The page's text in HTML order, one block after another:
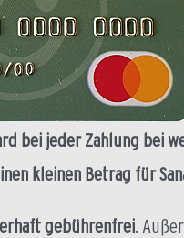
bei jeder Zahlung bei
kleinen Betrag für
gebührenfrei.